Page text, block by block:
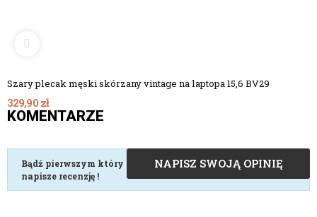
Szary plecak męski skórzany vintage na laptopa 15,6 BV29
329,90 zł
KOMENTARZE
NAPISZ SWOJĄ OPINIĘ
Bądź pierwszym który
napisze recenzję !